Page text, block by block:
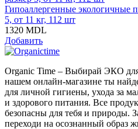
Гипоаллергенные экологичные
5, от 11 кг, 112 шт
1320 MDL
Добавить
Organic Time – Выбирай ЭКО
нашем онлайн-магазине ты
для личной гигиены, ухода за
и здорового питания. Все
безопасны для тебя и природы.
переходи на осознанный образ